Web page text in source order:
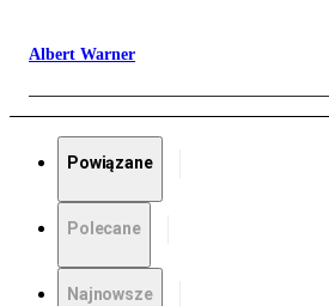
Albert Warner
Powiązane
Polecane
Najnowsze